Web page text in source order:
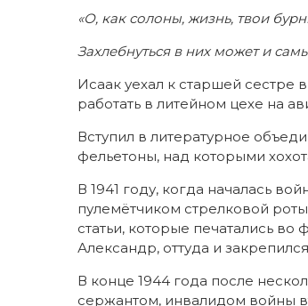
«О, как солоны, жизнь, твои
Захлебнуться в них может и
Исаак уехал к старшей сестре
работать в литейном цехе на
Вступил в литературное
фельетоны, над которыми
В 1941 году, когда началась
пулемётчиком стрелковой
статьи, которые печатались
Александр, оттуда и
В конце 1944 года после
сержантом, инвалидом войны